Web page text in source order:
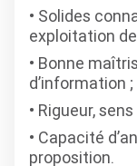
Solides
exploitation
Bonne
d’information ;
Rigueur,
Capacité
proposition.